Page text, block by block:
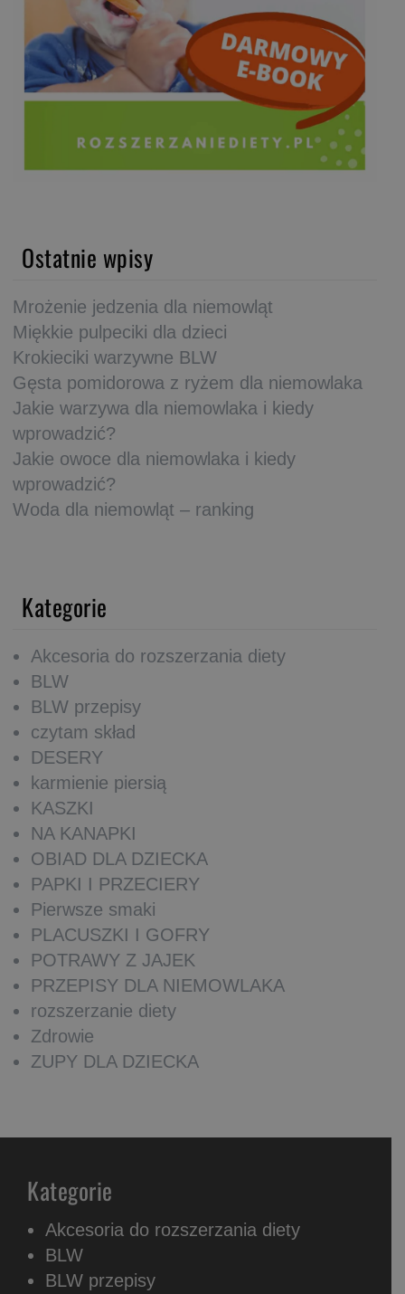
Ostatnie wpisy
Mrożenie jedzenia dla niemowląt
Miękkie pulpeciki dla dzieci
Krokieciki warzywne BLW
Gęsta pomidorowa z ryżem dla niemowlaka
Jakie warzywa dla niemowlaka i kiedy
wprowadzić?
Jakie owoce dla niemowlaka i kiedy
wprowadzić?
Woda dla niemowląt – ranking
Kategorie
Akcesoria do rozszerzania diety
BLW
BLW przepisy
czytam skład
DESERY
karmienie piersią
KASZKI
NA KANAPKI
OBIAD DLA DZIECKA
PAPKI I PRZECIERY
Pierwsze smaki
PLACUSZKI I GOFRY
POTRAWY Z JAJEK
PRZEPISY DLA NIEMOWLAKA
rozszerzanie diety
Zdrowie
ZUPY DLA DZIECKA
Kategorie
Akcesoria do rozszerzania diety
BLW
BLW przepisy